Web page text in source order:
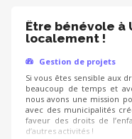
Être bénévole à
localement !
Gestion de projets
Si vous êtes sensible aux
beaucoup de temps et
nous avons une mission
avec des municipalités
faveur des droits de
d’autres activités !